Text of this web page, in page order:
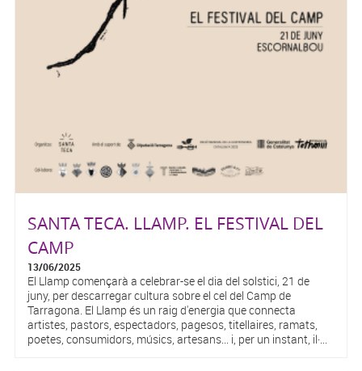
SANTA TECA. LLAMP. EL FESTIVAL DEL
CAMP
13/06/2025
El Llamp començarà a celebrar-se el dia del solstici, 21 de
juny, per descarregar cultura sobre el cel del Camp de
Tarragona. El Llamp és un raig d'energia que connecta
artistes, pastors, espectadors, pagesos, titellaires, ramats,
poetes, consumidors, músics, artesans... i, per un instant, il·...